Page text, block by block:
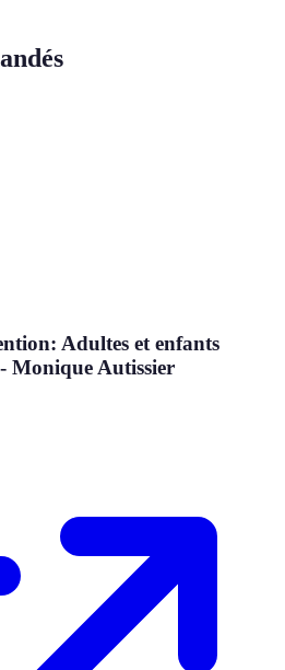
Adultes et enfants
Monique Autissier